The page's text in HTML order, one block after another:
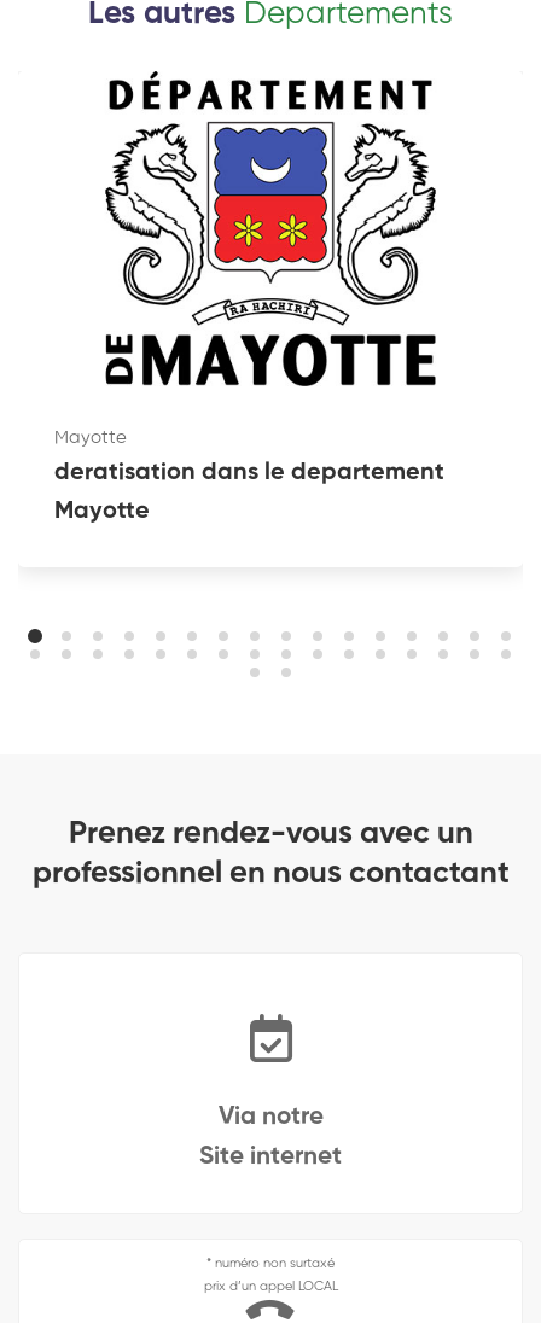
Les autres Departements
Mayotte
deratisation dans le departement
Mayotte
Prenez rendez-vous avec un
professionnel en nous contactant
Via notre
Site internet
* numéro non surtaxé
prix d’un appel LOCAL